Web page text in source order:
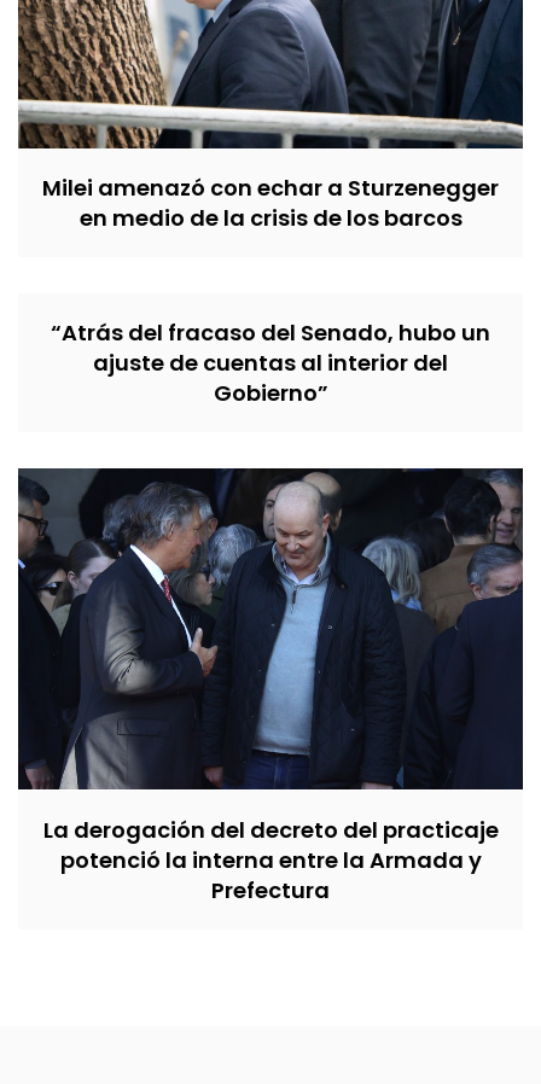
Milei amenazó con echar a Sturzenegger
en medio de la crisis de los barcos
“Atrás del fracaso del Senado, hubo un
ajuste de cuentas al interior del
Gobierno”
La derogación del decreto del practicaje
potenció la interna entre la Armada y
Prefectura